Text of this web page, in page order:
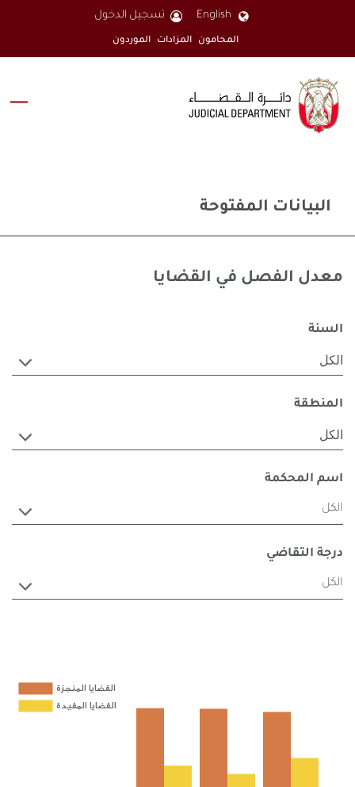
English تسجيل الدخول
المحامون المزادات الموردون
البيانات المفتوحة
معدل الفصل في القضايا
السنة
الكل
المنطقة
الكل
اسم المحكمة
الكل
درجة التقاضي
الكل